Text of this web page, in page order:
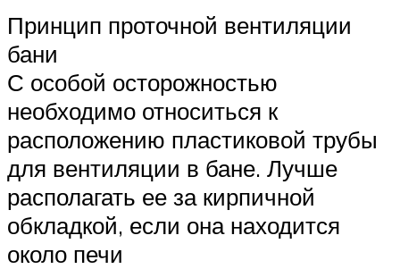
Принцип проточной вентиляции
бани
С особой осторожностью
необходимо относиться к
расположению пластиковой трубы
для вентиляции в бане. Лучше
располагать ее за кирпичной
обкладкой, если она находится
около печи